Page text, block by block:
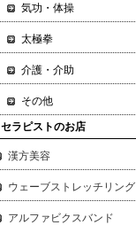
気功・体操
太極拳
介護・介助
その他
セラピストのお店
漢方美容
ウェーブストレッチリング
アルファビクスバンド